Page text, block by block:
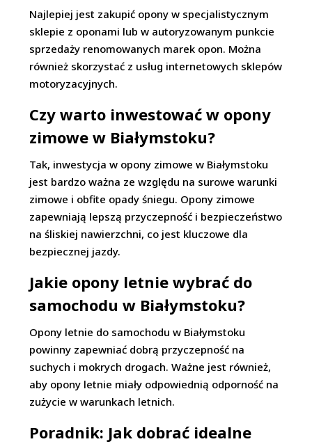
Najlepiej jest zakupić opony w specjalistycznym
sklepie z oponami lub w autoryzowanym punkcie
sprzedaży renomowanych marek opon. Można
również skorzystać z usług internetowych sklepów
motoryzacyjnych.
Czy warto inwestować w opony
zimowe w Białymstoku?
Tak, inwestycja w opony zimowe w Białymstoku
jest bardzo ważna ze względu na surowe warunki
zimowe i obfite opady śniegu. Opony zimowe
zapewniają lepszą przyczepność i bezpieczeństwo
na śliskiej nawierzchni, co jest kluczowe dla
bezpiecznej jazdy.
Jakie opony letnie wybrać do
samochodu w Białymstoku?
Opony letnie do samochodu w Białymstoku
powinny zapewniać dobrą przyczepność na
suchych i mokrych drogach. Ważne jest również,
aby opony letnie miały odpowiednią odporność na
zużycie w warunkach letnich.
Poradnik: Jak dobrać idealne